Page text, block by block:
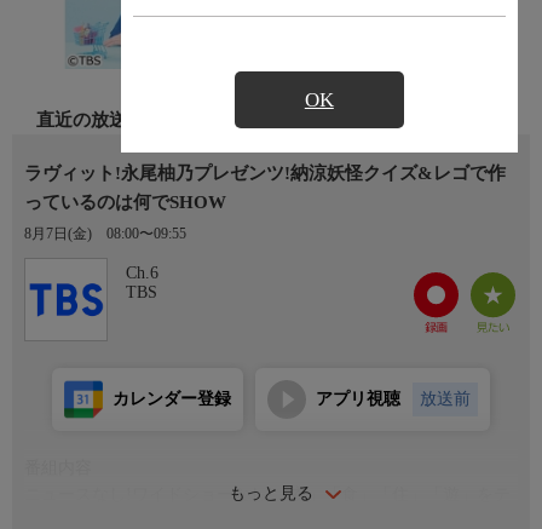
OK
直近の放送
ラヴィット!永尾柚乃プレゼンツ!納涼妖怪クイズ&レゴで作
っているのは何でSHOW
8月7日(金) 08:00〜09:55
Ch.6
TBS
もっと見る
カレンダー登録 アプリ視聴 放送前
ニュースなし!ワイドショーなし!「衣」「食」「住」「遊」をテ